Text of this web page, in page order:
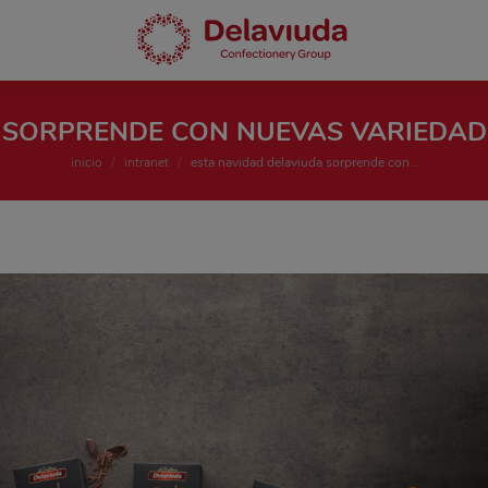
CON NUEVAS
Estás aquí:
inicio intranet esta navidad delaviuda sorprende con…